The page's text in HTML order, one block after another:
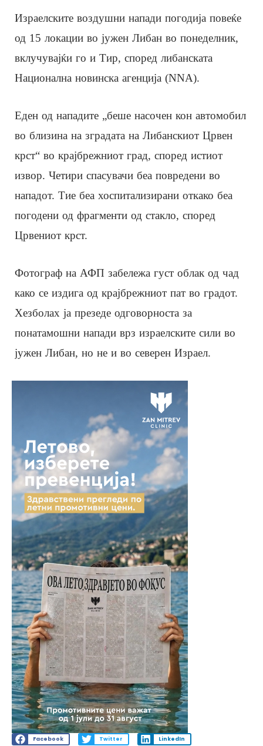
Израелските воздушни напади погодија повеќе
од 15 локации во јужен Либан во понеделник,
вклучувајќи го и Тир, според либанската
Национална новинска агенција (NNA).
Еден од нападите „беше насочен кон автомобил
во близина на зградата на Либанскиот Црвен
крст“ во крајбрежниот град, според истиот
извор. Четири спасувачи беа повредени во
нападот. Тие беа хоспитализирани откако беа
погодени од фрагменти од стакло, според
Црвениот крст.
Фотограф на АФП забележа густ облак од чад
како се издига од крајбрежниот пат во градот.
Хезболах ја презеде одговорноста за
понатамошни напади врз израелските сили во
јужен Либан, но не и во северен Израел.
Facebook Twitter LinkedIn